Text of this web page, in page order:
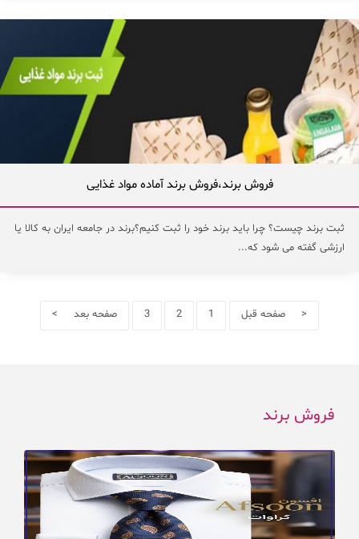
فروش برند،فروش برند آماده مواد غذایی
ثبت برند چیست؟ چرا باید برند خود را ثبت کنیم؟برند در جامعه ایران به کالا یا
ارزشی گفته می شود که...
< صفحه قبل 1
2
3 صفحه بعد >
فروش برند